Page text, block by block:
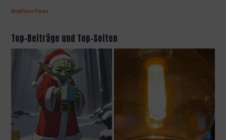
WordPress Planet
Top-Beiträge und Top-Seiten